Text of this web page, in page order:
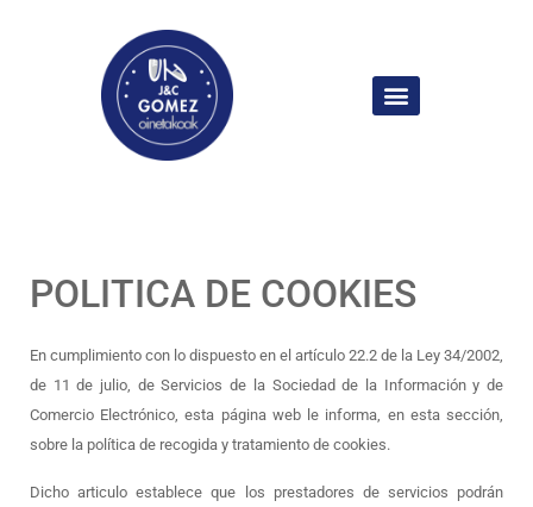
POLITICA DE COOKIES
En cumplimiento con lo dispuesto en el artículo 22.2 de la Ley 34/2002,
de 11 de julio, de Servicios de la Sociedad de la Información y de
Comercio Electrónico, esta página web le informa, en esta sección,
sobre la política de recogida y tratamiento de cookies.
Dicho articulo establece que los prestadores de servicios podrán